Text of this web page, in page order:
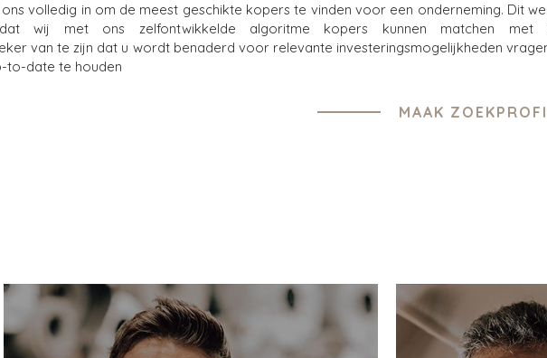
ons volledig in om de meest geschikte kopers te vinden voor een onderneming. Dit
wij met ons zelfontwikkelde algoritme kopers kunnen matchen met
van te zijn dat u wordt benaderd voor relevante investeringsmogelijkheden
to-date te houden
MAAK